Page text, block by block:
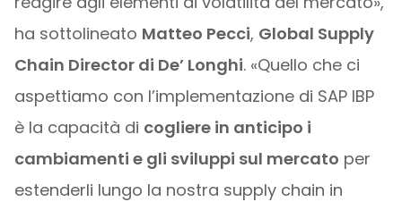
ha sottolineato Matteo Pecci, Global Supply
Chain Director di De’ Longhi. «Quello che ci
aspettiamo con l’implementazione di SAP IBP
è la capacità di cogliere in anticipo i
cambiamenti e gli sviluppi sul mercato per
estenderli lungo la nostra supply chain in